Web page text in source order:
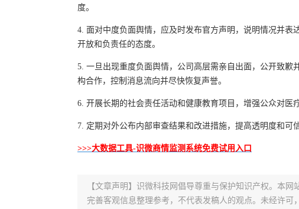
度。
4. 面对中度负面舆情，应及时发布官方声明，说明情况并
开放和负责任的态度。
5. 一旦出现重度负面舆情，公司高层需亲自出面，公开致
构合作，控制消息流向并尽快恢复声誉。
6. 开展长期的社会责任活动和健康教育项目，增强公众对医
7. 定期对外公布内部审查结果和改进措施，提高透明度和可信
>>>大数据工具-识微商情监测系统免费试用入口
【文章声明】识微科技网倡导尊重与保护知识产权。本
完善客观信息整理参考，不代表发稿人的观点。未经许